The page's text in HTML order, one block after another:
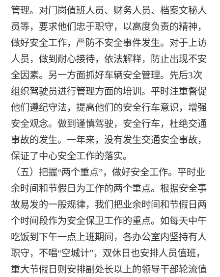
管理。对门岗值班人员、财务人员、档案文秘人
员等，要求他们忠于职守，以高度负责的精神，
做好安全工作，严防不安全事件发生。对于上访
人员，做到耐心接待，依法解释，防止出现不安
全因素。另一方面抓好车辆安全管理。先后3次
组织驾驶员进行管理方面的培训。平时注重督促
他们遵纪守法，提高他们的安全行车意识，增强
安全观念。做到谨慎驾驶，安全行车，杜绝交通
事故的发生。一年来，没有发生交通安全事故，
保证了中心安全工作的落实。
（五）把握“两个重点”，做好安全工作。平时业
余时间和节假日为工作的两个重点。根据安全事
故易发的一般规律，我们把业余时间和节假日两
个时间段作为安全保卫工作的重点。如每天中午
吃饭到下午一点上班期间，各办公室内坚持有人
职守，不唱“空城计”，双休日也安排人员值班，
重大节假日则安排副处长以上的领导干部轮流值